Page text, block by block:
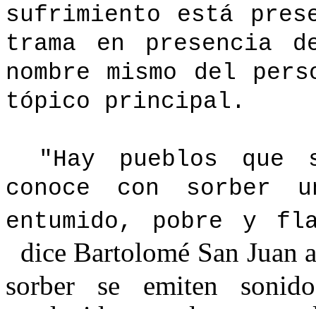
sufrimiento está
trama en presencia
nombre mismo del
tópico principal.
"Hay pueblos que
conoce con
entumido, pobre y
dice Bartolomé San Juan
sorber se emiten